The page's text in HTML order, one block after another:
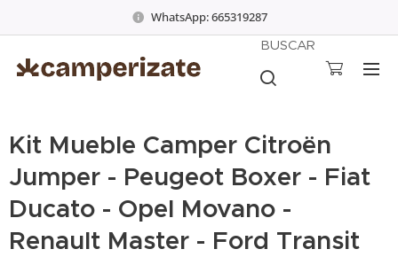
WhatsApp: 665319287
BUSCAR
Kit Mueble Camper Citroën
Jumper - Peugeot Boxer - Fiat
Ducato - Opel Movano -
Renault Master - Ford Transit